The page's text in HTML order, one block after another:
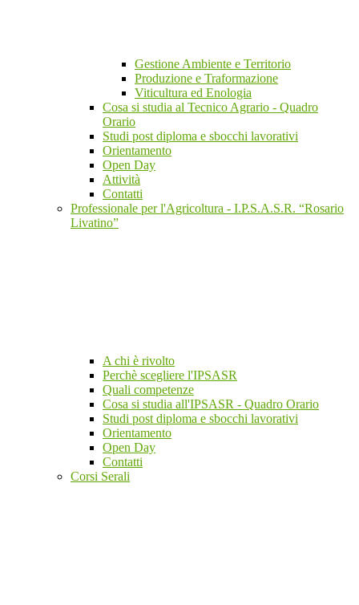
Gestione Ambiente e Territorio
Produzione e Traformazione
Viticultura ed Enologia
Cosa si studia al Tecnico Agrario - Quadro
Orario
Studi post diploma e sbocchi lavorativi
Orientamento
Open Day
Attività
Contatti
Professionale per l'Agricoltura - I.P.S.A.S.R. “Rosario
Livatino”
A chi è rivolto
Perchè scegliere l'IPSASR
Quali competenze
Cosa si studia all'IPSASR - Quadro Orario
Studi post diploma e sbocchi lavorativi
Orientamento
Open Day
Contatti
Corsi Serali